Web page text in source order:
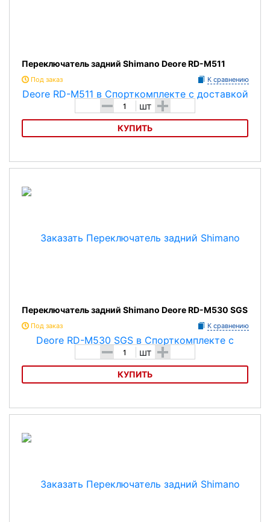
Переключатель задний Shimano Deore RD-M511
Под заказ К сравнению
- шт +
КУПИТЬ
Переключатель задний Shimano Deore RD-M511
Переключатель задний Shimano Deore RD-M530 SGS
Под заказ К сравнению
- шт +
КУПИТЬ
Переключатель задний Shimano Deore RD-M530 SGS